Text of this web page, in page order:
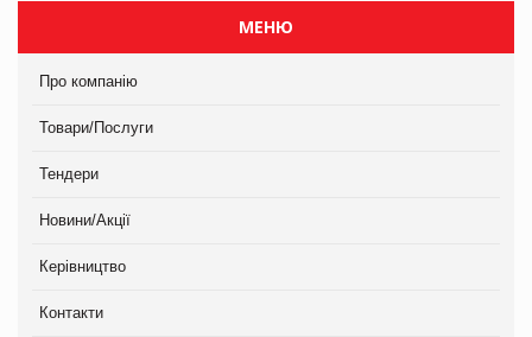
МЕНЮ
Про компанію
Товари/Послуги
Тендери
Новини/Акції
Керівництво
Контакти